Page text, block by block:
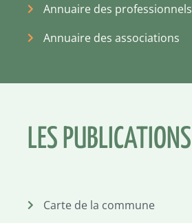
Annuaire des professionnels
Annuaire des associations
LES PUBLICATIONS
Carte de la commune